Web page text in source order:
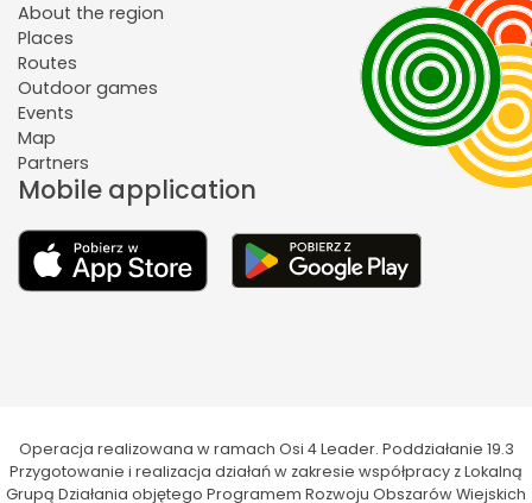
About the region
Places
Routes
Outdoor games
Events
Map
Partners
Mobile application
Operacja realizowana w ramach Osi 4 Leader. Poddziałanie 19.3
Przygotowanie i realizacja działań w zakresie współpracy z Lokalną
Grupą Działania objętego Programem Rozwoju Obszarów Wiejskich